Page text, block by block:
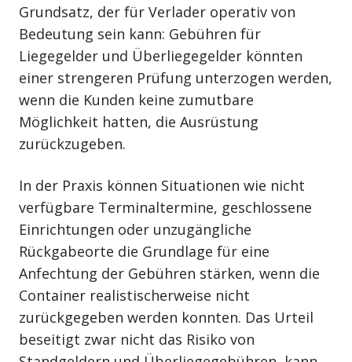
Grundsatz, der für Verlader operativ von
Bedeutung sein kann: Gebühren für
Liegegelder und Überliegegelder könnten
einer strengeren Prüfung unterzogen werden,
wenn die Kunden keine zumutbare
Möglichkeit hatten, die Ausrüstung
zurückzugeben.
In der Praxis können Situationen wie nicht
verfügbare Terminaltermine, geschlossene
Einrichtungen oder unzugängliche
Rückgabeorte die Grundlage für eine
Anfechtung der Gebühren stärken, wenn die
Container realistischerweise nicht
zurückgegeben werden konnten. Das Urteil
beseitigt zwar nicht das Risiko von